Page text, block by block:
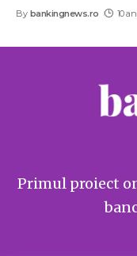
By bankingnews.ro 10
Primul proiect